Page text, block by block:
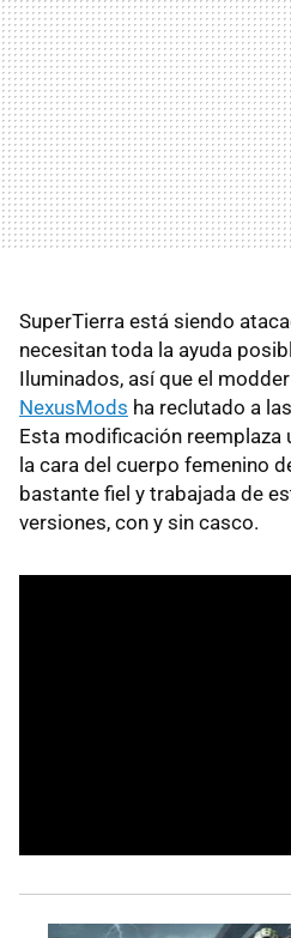
SuperTierra está siendo
necesitan toda la ayuda
Iluminados, así que el modder
NexusMods ha reclutado a
Esta modificación reemplaza
la cara del cuerpo femenino
bastante fiel y trabajada de
versiones, con y sin casco.